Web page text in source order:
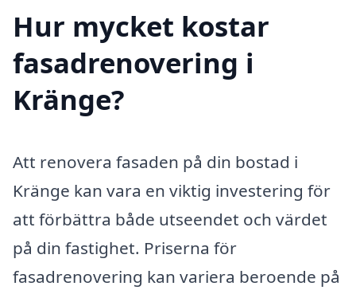
Hur mycket kostar
fasadrenovering i
Kränge?
Att renovera fasaden på din bostad i
Kränge kan vara en viktig investering för
att förbättra både utseendet och värdet
på din fastighet. Priserna för
fasadrenovering kan variera beroende på